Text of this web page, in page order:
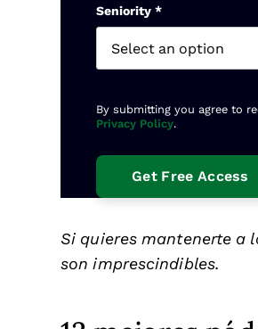
Seniority *
By submitting you agree to
Privacy Policy.
Si quieres mantenerte a
son imprescindibles.